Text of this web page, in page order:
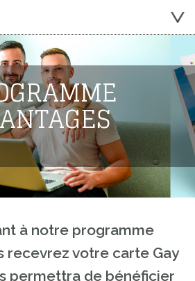
à notre programme
recevrez votre carte Gay
permettra de bénéficier